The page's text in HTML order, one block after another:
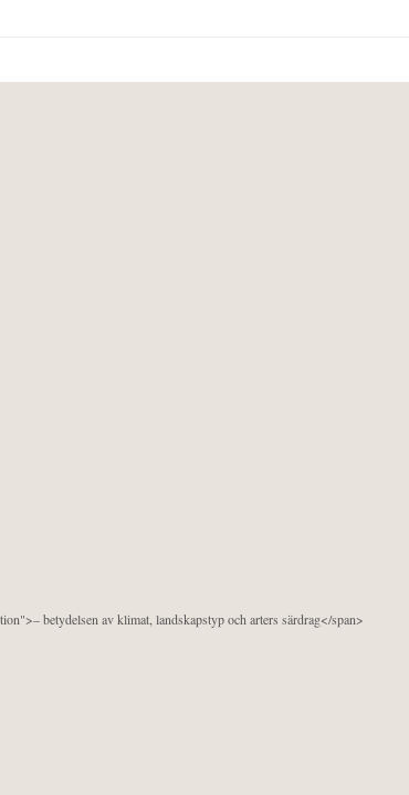
betydelsen av klimat, landskapstyp och arters särdrag</span>